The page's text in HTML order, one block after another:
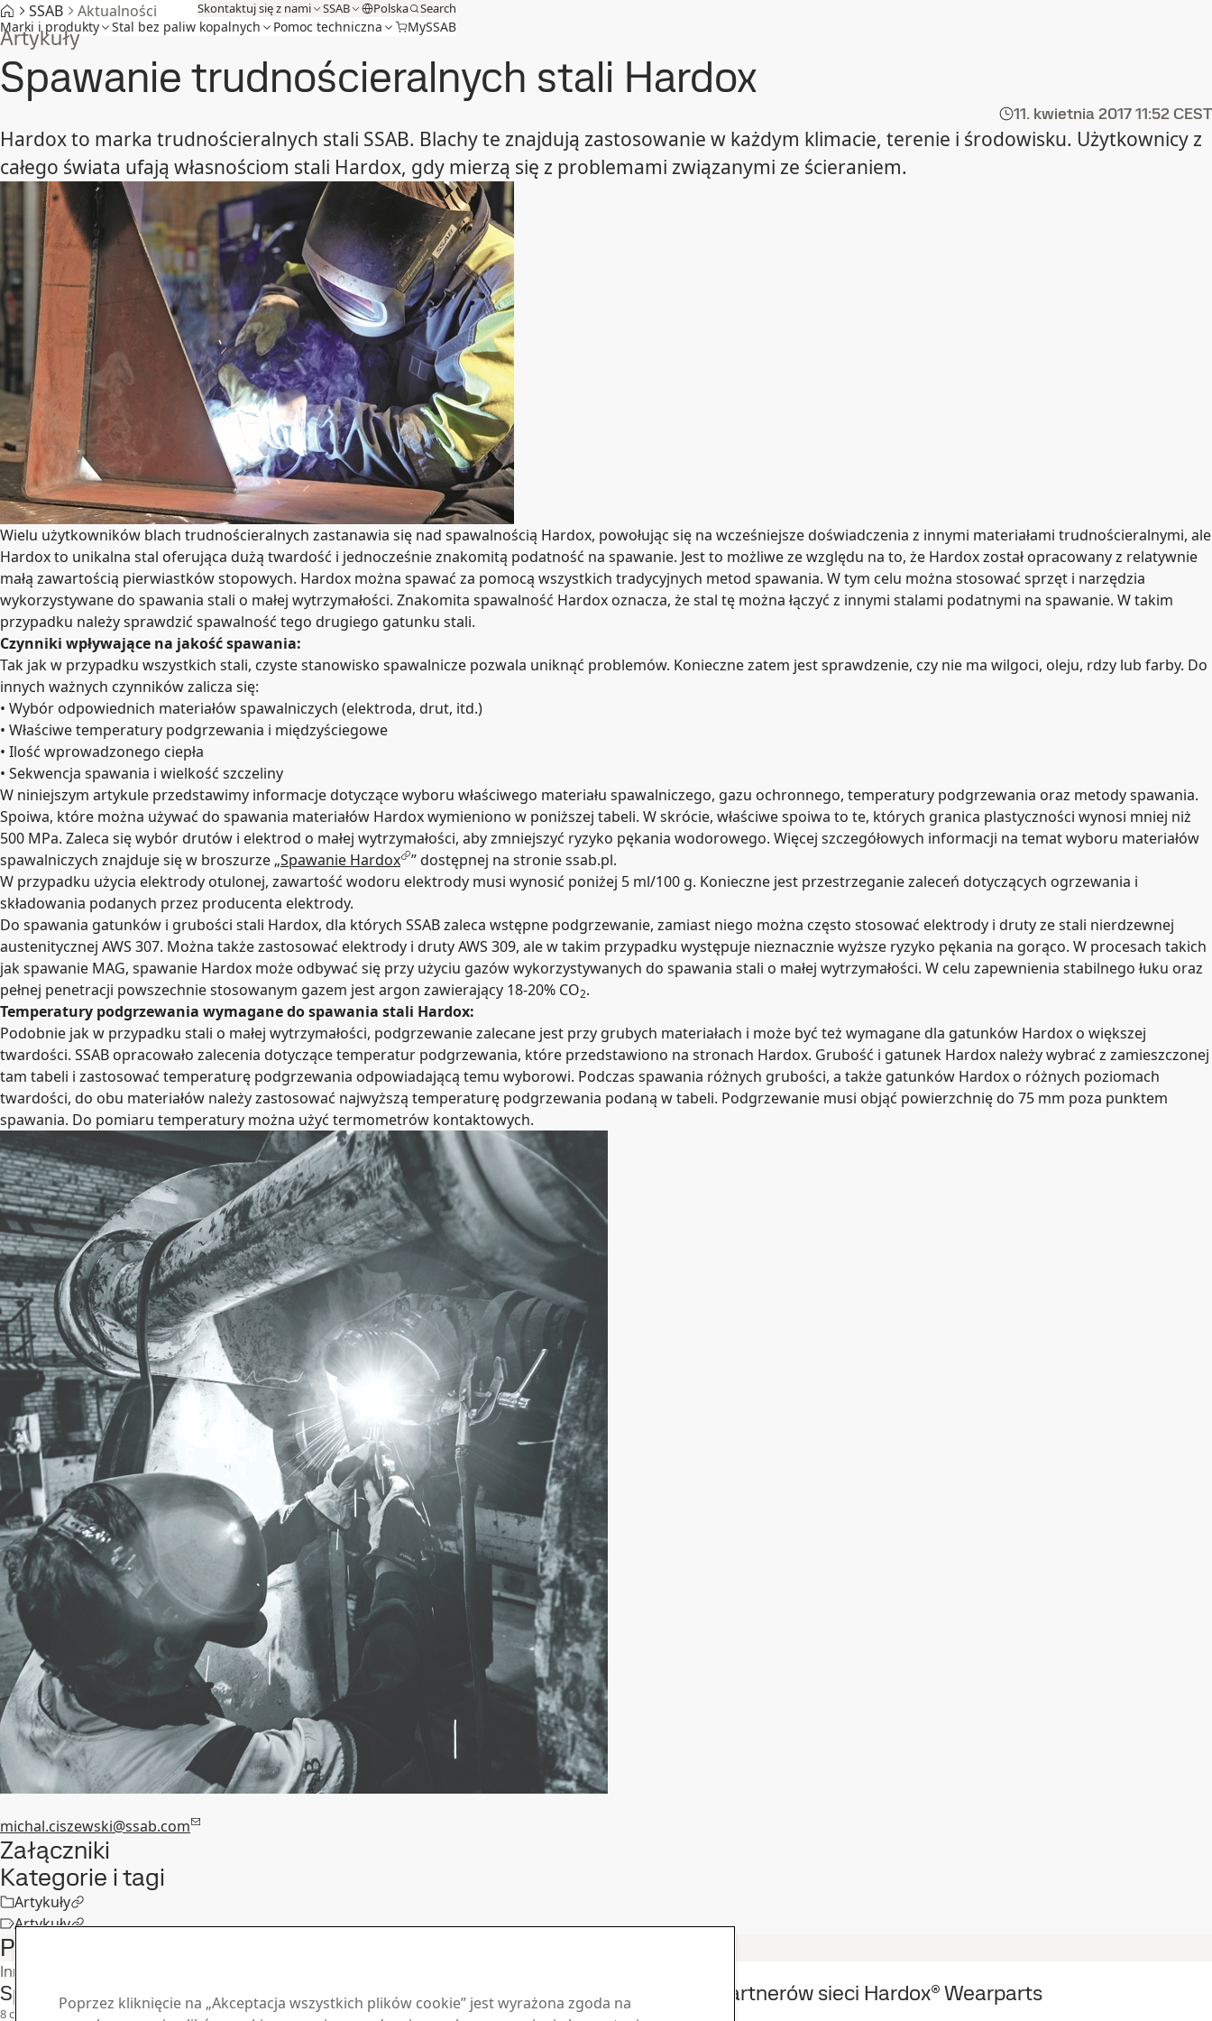
Skontaktuj się z nami SSAB Polska Search
Marki i produkty Stal bez paliw kopalnych Pomoc techniczna MySSAB
SSAB Aktualności
Artykuły
Spawanie trudnościeralnych stali Hardox
11. kwietnia 201711:52 CEST
Hardox to marka trudnościeralnych stali SSAB. Blachy te znajdują zastosowanie w każdym klimacie, terenie i środowisku. Użytkownicy z
całego świata ufają własnościom stali Hardox, gdy mierzą się z problemami związanymi ze ścieraniem.
Wielu użytkowników blach trudnościeralnych zastanawia się nad spawalnością Hardox, powołując się na wcześniejsze doświadczenia z innymi materiałami trudnościeralnymi, ale
Hardox to unikalna stal oferująca dużą twardość i jednocześnie znakomitą podatność na spawanie. Jest to możliwe ze względu na to, że Hardox został opracowany z relatywnie
małą zawartością pierwiastków stopowych. Hardox można spawać za pomocą wszystkich tradycyjnych metod spawania. W tym celu można stosować sprzęt i narzędzia
wykorzystywane do spawania stali o małej wytrzymałości. Znakomita spawalność Hardox oznacza, że stal tę można łączyć z innymi stalami podatnymi na spawanie. W takim
przypadku należy sprawdzić spawalność tego drugiego gatunku stali.
Czynniki wpływające na jakość spawania:
Tak jak w przypadku wszystkich stali, czyste stanowisko spawalnicze pozwala uniknąć problemów. Konieczne zatem jest sprawdzenie, czy nie ma wilgoci, oleju, rdzy lub farby. Do
innych ważnych czynników zalicza się:
• Wybór odpowiednich materiałów spawalniczych (elektroda, drut, itd.)
• Właściwe temperatury podgrzewania i międzyściegowe
• Ilość wprowadzonego ciepła
• Sekwencja spawania i wielkość szczeliny
W niniejszym artykule przedstawimy informacje dotyczące wyboru właściwego materiału spawalniczego, gazu ochronnego, temperatury podgrzewania oraz metody spawania.
Spoiwa, które można używać do spawania materiałów Hardox wymieniono w poniższej tabeli. W skrócie, właściwe spoiwa to te, których granica plastyczności wynosi mniej niż
500 MPa. Zaleca się wybór drutów i elektrod o małej wytrzymałości, aby zmniejszyć ryzyko pękania wodorowego. Więcej szczegółowych informacji na temat wyboru materiałów
spawalniczych znajduje się w broszurze „Spawanie Hardox ” dostępnej na stronie ssab.pl.
W przypadku użycia elektrody otulonej, zawartość wodoru elektrody musi wynosić poniżej 5 ml/100 g. Konieczne jest przestrzeganie zaleceń dotyczących ogrzewania i
składowania podanych przez producenta elektrody.
Do spawania gatunków i grubości stali Hardox, dla których SSAB zaleca wstępne podgrzewanie, zamiast niego można często stosować elektrody i druty ze stali nierdzewnej
austenitycznej AWS 307. Można także zastosować elektrody i druty AWS 309, ale w takim przypadku występuje nieznacznie wyższe ryzyko pękania na gorąco. W procesach takich
jak spawanie MAG, spawanie Hardox może odbywać się przy użyciu gazów wykorzystywanych do spawania stali o małej wytrzymałości. W celu zapewnienia stabilnego łuku oraz
pełnej penetracji powszechnie stosowanym gazem jest argon zawierający 18-20% CO2.
Temperatury podgrzewania wymagane do spawania stali Hardox:
Podobnie jak w przypadku stali o małej wytrzymałości, podgrzewanie zalecane jest przy grubych materiałach i może być też wymagane dla gatunków Hardox o większej
twardości. SSAB opracowało zalecenia dotyczące temperatur podgrzewania, które przedstawiono na stronach Hardox. Grubość i gatunek Hardox należy wybrać z zamieszczonej
tam tabeli i zastosować temperaturę podgrzewania odpowiadającą temu wyborowi. Podczas spawania różnych grubości, a także gatunków Hardox o różnych poziomach
twardości, do obu materiałów należy zastosować najwyższą temperaturę podgrzewania podaną w tabeli. Podgrzewanie musi objąć powierzchnię do 75 mm poza punktem
spawania. Do pomiaru temperatury można użyć termometrów kontaktowych.
michal.ciszewski@ssab.com
Załączniki
Kategorie i tagi
Artykuły
Artykuły
Podobne artykuły
Inne informacje
Spotkanie klientów SSAB Poland
8cze
Spotkanie partnerów sieci Hardox® Wearparts
8 kwi
Poprzez kliknięcie na „Akceptacja wszystkich plików cookie” jest wyrażona zgoda na